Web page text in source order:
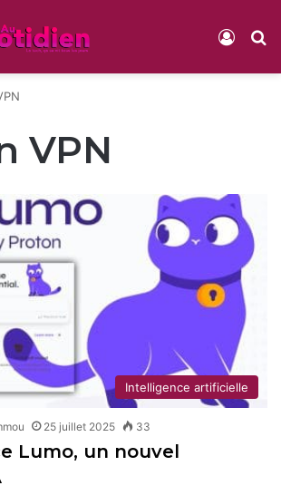
VPN
Intelligence artificielle
25 juillet 2025 33
Lumo, un nouvel